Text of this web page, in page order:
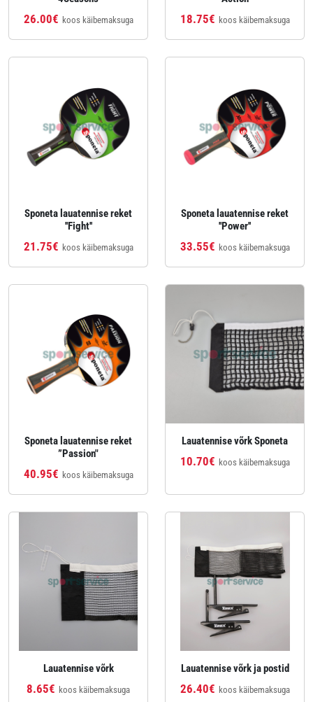
26.00€ koos käibemaksuga 18.75€ koos käibemaksuga
Sponeta lauatennise reket
''Fight''
21.75€ koos käibemaksuga
Sponeta lauatennise reket
''Power''
33.55€ koos käibemaksuga
Sponeta lauatennise reket
”Passion"
40.95€ koos käibemaksuga
Lauatennise võrk Sponeta
10.70€ koos käibemaksuga
Lauatennise võrk
8.65€ koos käibemaksuga
Lauatennise võrk ja postid
26.40€ koos käibemaksuga